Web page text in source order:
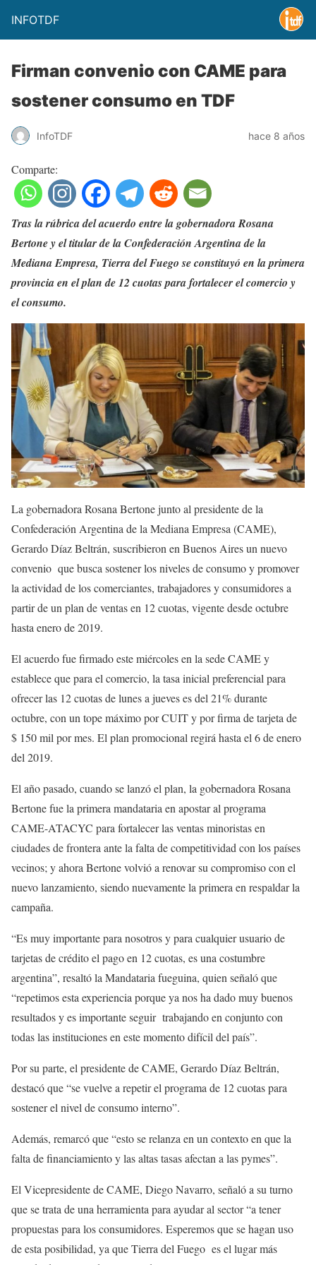
INFOTDF
Firman convenio con CAME para
sostener consumo en TDF
InfoTDF hace 8 años
Comparte:
Tras la rúbrica del acuerdo entre la gobernadora Rosana
Bertone y el titular de la Confederación Argentina de la
Mediana Empresa, Tierra del Fuego se constituyó en la primera
provincia en el plan de 12 cuotas para fortalecer el comercio y
el consumo.
La gobernadora Rosana Bertone junto al presidente de la
Confederación Argentina de la Mediana Empresa (CAME),
Gerardo Díaz Beltrán, suscribieron en Buenos Aires un nuevo
convenio que busca sostener los niveles de consumo y promover
la actividad de los comerciantes, trabajadores y consumidores a
partir de un plan de ventas en 12 cuotas, vigente desde octubre
hasta enero de 2019.
El acuerdo fue firmado este miércoles en la sede CAME y
establece que para el comercio, la tasa inicial preferencial para
ofrecer las 12 cuotas de lunes a jueves es del 21% durante
octubre, con un tope máximo por CUIT y por firma de tarjeta de
$ 150 mil por mes. El plan promocional regirá hasta el 6 de enero
del 2019.
El año pasado, cuando se lanzó el plan, la gobernadora Rosana
Bertone fue la primera mandataria en apostar al programa
CAME-ATACYC para fortalecer las ventas minoristas en
ciudades de frontera ante la falta de competitividad con los países
vecinos; y ahora Bertone volvió a renovar su compromiso con el
nuevo lanzamiento, siendo nuevamente la primera en respaldar la
campaña.
“Es muy importante para nosotros y para cualquier usuario de
tarjetas de crédito el pago en 12 cuotas, es una costumbre
argentina”, resaltó la Mandataria fueguina, quien señaló que
“repetimos esta experiencia porque ya nos ha dado muy buenos
resultados y es importante seguir trabajando en conjunto con
todas las instituciones en este momento difícil del país”.
Por su parte, el presidente de CAME, Gerardo Díaz Beltrán,
destacó que “se vuelve a repetir el programa de 12 cuotas para
sostener el nivel de consumo interno”.
Además, remarcó que “esto se relanza en un contexto en que la
falta de financiamiento y las altas tasas afectan a las pymes”.
El Vicepresidente de CAME, Diego Navarro, señaló a su turno
que se trata de una herramienta para ayudar al sector “a tener
propuestas para los consumidores. Esperemos que se hagan uso
de esta posibilidad, ya que Tierra del Fuego es el lugar más